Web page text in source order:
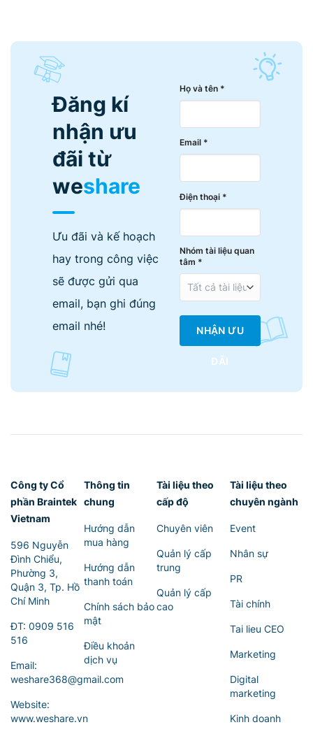
Đăng kí
nhận ưu
đãi từ
weshare
Ưu đãi và kế hoạch
hay trong công việc
sẽ được gửi qua
email, bạn ghi đúng
email nhé!
Họ và tên *
Email *
Điện thoại *
Nhóm tài liệu quan
tâm *
NHẬN ƯU
ĐÃI
Công ty Cổ
phần Braintek
Vietnam
596 Nguyễn
Đình Chiểu,
Phường 3,
Quận 3, Tp. Hồ
Chí Minh
ĐT: 0909 516
516
Email:
weshare368@gmail.com
Website:
www.weshare.vn
Thông tin
chung
Hướng dẫn
mua hàng
Hướng dẫn
thanh toán
Chính sách bảo
mật
Điều khoản
dịch vụ
Tài liệu theo
cấp độ
Chuyên viên
Quản lý cấp
trung
Quản lý cấp
cao
Tài liệu theo
chuyên ngành
Event
Nhân sự
PR
Tài chính
Tai lieu CEO
Marketing
Digital
marketing
Kinh doanh